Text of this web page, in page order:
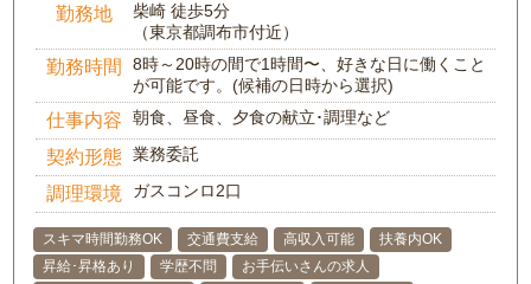
勤務地
柴崎 徒歩5分
（東京都調布市付近）
勤務時間
8時～20時の間で1時間〜、好きな日に働くこと
が可能です。(候補の日時から選択)
仕事内容 朝食、昼食、夕食の献立･調理など
契約形態 業務委託
調理環境 ガスコンロ2口
スキマ時間勤務OK 交通費支給 高収入可能
扶養内OK
昇給･昇格あり
学歴不問
お手伝いさんの求人